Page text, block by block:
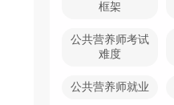
框架
公共营养师考试
难度
公共营养师就业